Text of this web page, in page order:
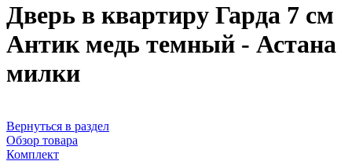
Дверь в квартиру Гарда 7 см
Антик медь темный - Астана
милки
Вернуться в раздел
Обзор товара
Комплект